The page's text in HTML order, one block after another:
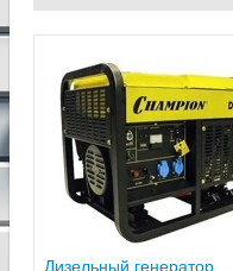
Дизельный генератор